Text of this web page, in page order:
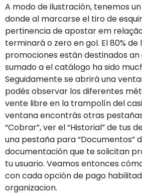
A modo de ilustración, tenemos
donde al marcarse el tiro de
pertinencia de apostar em
terminará o zero en gol. El 80% de
promociones están destinados an
sumado a el catálogo ha sido
Seguidamente se abrirá una
podés observar los diferentes
vente libre en la trampolín del
ventana encontrás otras
“Cobrar”, ver el “Historial” de tus
una pestaña para “Documentos”
documentación que te solicitan
tu usuario. Veamos entonces
con cada opción de pago
organizacion.